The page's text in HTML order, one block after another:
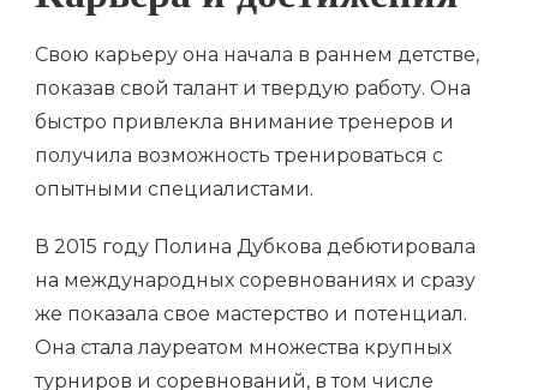
Свою карьеру она начала в раннем детстве,
показав свой талант и твердую работу. Она
быстро привлекла внимание тренеров и
получила возможность тренироваться с
опытными специалистами.
В 2015 году Полина Дубкова дебютировала
на международных соревнованиях и сразу
же показала свое мастерство и потенциал.
Она стала лауреатом множества крупных
турниров и соревнований, в том числе